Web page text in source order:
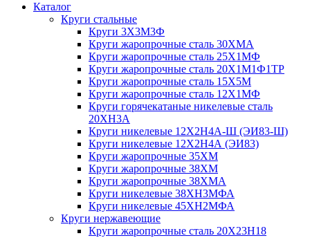
Каталог
Круги стальные
Круги 3Х3М3Ф
Круги жаропрочные сталь 30ХМА
Круги жаропрочные сталь 25Х1МФ
Круги жаропрочные сталь 20Х1М1Ф1ТР
Круги жаропрочные сталь 15Х5М
Круги жаропрочные сталь 12Х1МФ
Круги горячекатаные никелевые сталь
20ХН3А
Круги никелевые 12Х2Н4А-Ш (ЭИ83-Ш)
Круги никелевые 12Х2Н4А (ЭИ83)
Круги жаропрочные 35ХМ
Круги жаропрочные 38ХМ
Круги жаропрочные 38ХМА
Круги никелевые 38XH3MФА
Круги никелевые 45ХН2МФА
Круги нержавеющие
Круги жаропрочные сталь 20Х23Н18